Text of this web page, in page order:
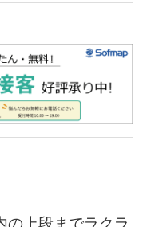
の上段までラクラ